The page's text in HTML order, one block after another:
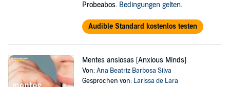
Probeabos. Bedingungen gelten.
Audible Standard kostenlos testen
Mentes ansiosas [Anxious Minds]
Von:Ana Beatriz Barbosa Silva
Gesprochen von: Larissa de Lara